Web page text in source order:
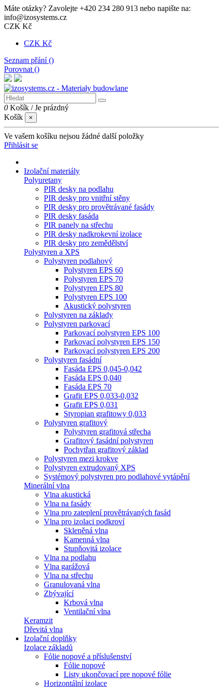
Máte otázky? Zavolejte +420 234 280 913 nebo napište na:
info@izosystems.cz
CZK Kč
CZK Kč
Seznam přání ()
Porovnat ()
0 Košík /Je prázdný
Košík
×
Ve vašem košíku nejsou žádné další položky
Přihlásit se
Izolační materiály
Polyuretany
PIR desky na podlahu
PIR desky pro vnitřní stěny
PIR desky pro provětrávané fasády
PIR desky fasáda
PIR panely na střechu
PIR desky nadkrokevní izolace
PIR desky pro zemědělství
Polystyren a XPS
Polystyren podlahový
Polystyren EPS 60
Polystyren EPS 70
Polystyren EPS 80
Polystyren EPS 100
Akustický polystyren
Polystyren na základy
Polystyren parkovací
Parkovací polystyren EPS 100
Parkovací polystyren EPS 150
Parkovací polystyren EPS 200
Polystyren fasádní
Fasáda EPS 0,045-0,042
Fasáda EPS 0,040
Fasáda EPS 70
Grafit EPS 0,033-0,032
Grafit EPS 0,031
Styropian grafitowy 0,033
Polystyren grafitový
Polystyren grafitová střecha
Grafitový fasádní polystyren
Pochytřan grafitový základ
Polystyren mezi krokve
Polystyren extrudovaný XPS
Systémový polystyren pro podlahové vytápění
Minerální vlna
Vlna akustická
Vlna na fasády
Vlna pro zateplení provětrávaných fasád
Vlna pro izolaci podkroví
Skleněná vlna
Kamenná vlna
Stupňovitá izolace
Vlna na podlahu
Vlna garážová
Vlna na střechu
Granulovaná vlna
Zbývající
Krbová vlna
Ventilační vlna
Keramzit
Dřevitá vlna
Izolační doplňky
Izolace základů
Fólie nopové a příslušenství
Fólie nopové
Listy ukončovací pre nopové fólie
Horizontální izolace